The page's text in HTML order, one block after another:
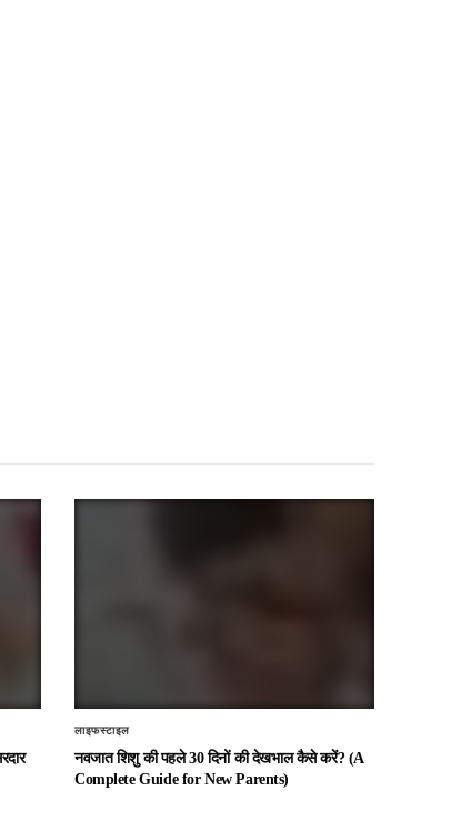
लाइफस्टाइल
नवजात शिशु की पहले 30 दिनों की देखभाल कैसे करें? (A
Complete Guide for New Parents)